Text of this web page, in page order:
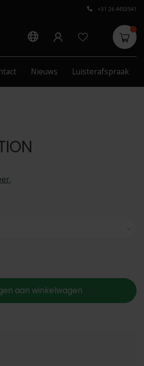
+31 26 4453541
Nieuws Luisterafspraak
.
aan winkelwagen